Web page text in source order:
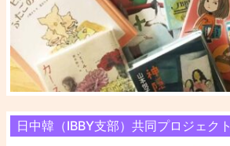
日中韓（IBBY支部）共同プロジェクト